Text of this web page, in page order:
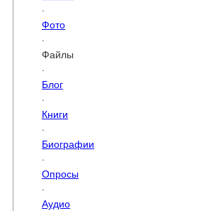
·
Фото
·
Файлы
·
Блог
·
Книги
·
Биографии
·
Опросы
·
Аудио